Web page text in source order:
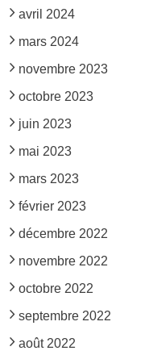
avril 2024
mars 2024
novembre 2023
octobre 2023
juin 2023
mai 2023
mars 2023
février 2023
décembre 2022
novembre 2022
octobre 2022
septembre 2022
août 2022